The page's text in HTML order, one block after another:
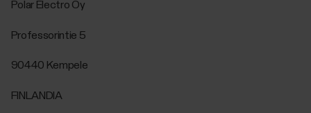
Polar Electro Oy
Professorintie 5
90440 Kempele
FINLANDIA